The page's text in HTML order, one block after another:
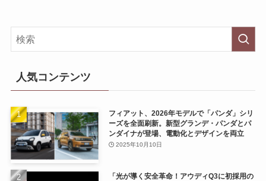
人気コンテンツ
フィアット、2026年モデルで「パンダ」シリ
ーズを全面刷新。新型グランデ・パンダとパ
ンダイナが登場、電動化とデザインを両立
2025年10月10日
「光が導く安全革命！アウディQ3に初採用の